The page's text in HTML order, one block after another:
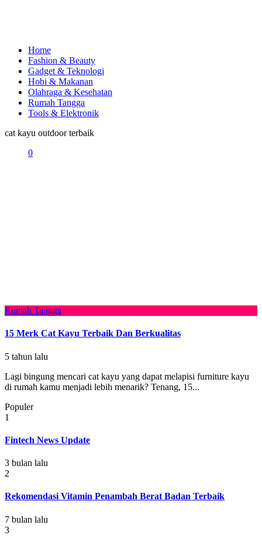
Home
Fashion & Beauty
Gadget & Teknologi
Hobi & Makanan
Olahraga & Kesehatan
Rumah Tangga
Tools & Elektronik
cat kayu outdoor terbaik
0
Rumah Tangga
15 Merk Cat Kayu Terbaik Dan Berkualitas
5 tahun lalu
Lagi bingung mencari cat kayu yang dapat melapisi furniture kayu
di rumah kamu menjadi lebih menarik? Tenang, 15...
Populer
1
Fintech News Update
3 bulan lalu
2
Rekomendasi Vitamin Penambah Berat Badan Terbaik
7 bulan lalu
3